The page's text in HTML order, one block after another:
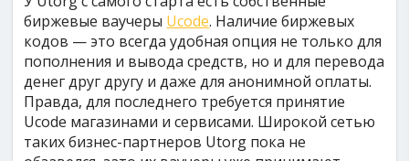
биржевые ваучеры Ucode. Наличие биржевых
кодов — это всегда удобная опция не только для
пополнения и вывода средств, но и для перевода
денег друг другу и даже для анонимной оплаты.
Правда, для последнего требуется принятие
Ucode магазинами и сервисами. Широкой сетью
таких бизнес-партнеров Utorg пока не